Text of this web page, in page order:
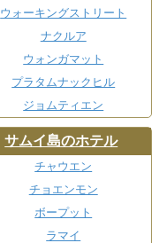
ウォーキングストリート
ナクルア
ウォンガマット
プラタムナックヒル
ジョムティエン
サムイ島のホテル
チャウエン
チョエンモン
ボープット
ラマイ